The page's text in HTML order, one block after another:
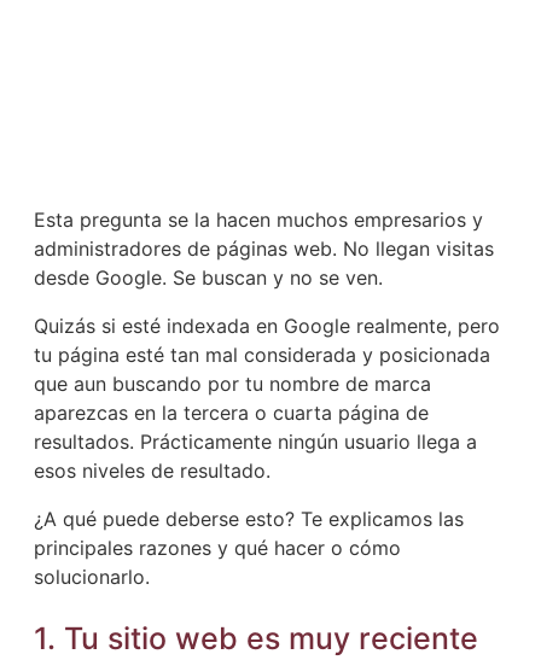
Esta pregunta se la hacen muchos empresarios y
administradores de páginas web. No llegan visitas
desde Google. Se buscan y no se ven.
Quizás si esté indexada en Google realmente, pero
tu página esté tan mal considerada y posicionada
que aun buscando por tu nombre de marca
aparezcas en la tercera o cuarta página de
resultados. Prácticamente ningún usuario llega a
esos niveles de resultado.
¿A qué puede deberse esto? Te explicamos las
principales razones y qué hacer o cómo
solucionarlo.
1. Tu sitio web es muy reciente